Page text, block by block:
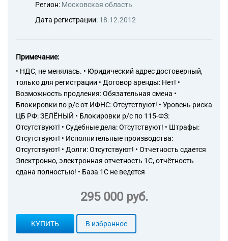
Регион: Московская область
Дата регистрации: 18.12.2012
Примечание:
• НДС, не менялась. • Юридический адрес достоверный,
только для регистрации • Договор аренды: Нет! •
Возможность продления: Обязательная смена •
Блокировки по р/с от ИФНС: Отсутствуют! • Уровень риска
ЦБ РФ: ЗЕЛЁНЫЙ • Блокировки р/с по 115-ФЗ:
Отсутствуют! • Судебные дела: Отсутствуют! • Штрафы:
Отсутствуют! • Исполнительные производства:
Отсутствуют! • Долги: Отсутствуют! • Отчетность сдается
Электронно, электронная отчетность 1С, отчётность
сдана полностью! • База 1С не ведется
295 000 руб.
КУПИТЬ В избранное